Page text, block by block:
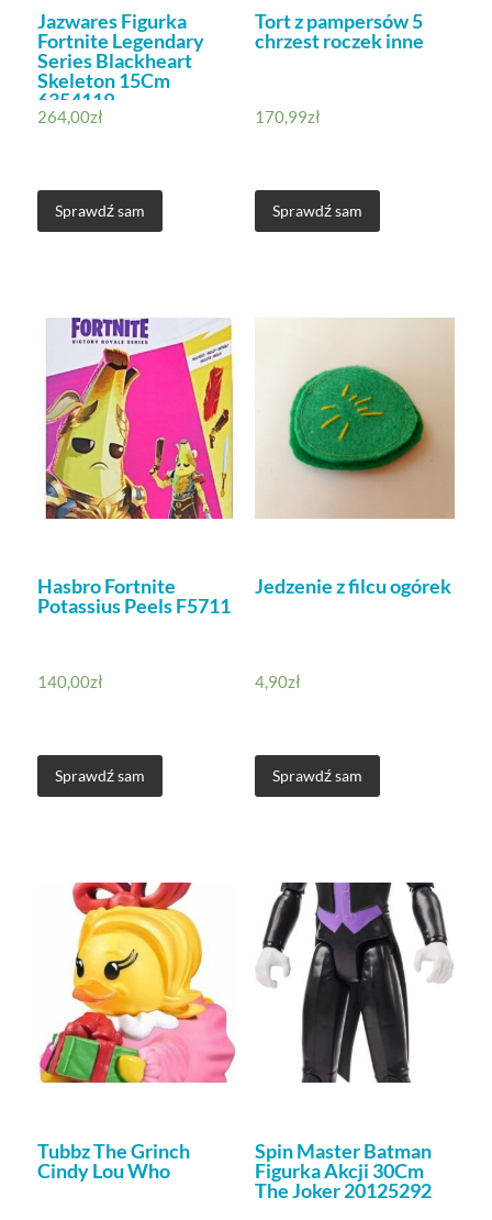
Jazwares Figurka
Fortnite Legendary
Series Blackheart
Skeleton 15Cm
6354119
264,00zł
Sprawdź sam
Tort z pampersów 5
chrzest roczek inne
170,99zł
Sprawdź sam
Hasbro Fortnite
Potassius Peels F5711
140,00zł
Sprawdź sam
Jedzenie z filcu ogórek
4,90zł
Sprawdź sam
Tubbz The Grinch
Cindy Lou Who
Spin Master Batman
Figurka Akcji 30Cm
The Joker 20125292